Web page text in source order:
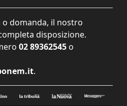
o domanda, il nostro
disposizione.
02 89362545 o
.